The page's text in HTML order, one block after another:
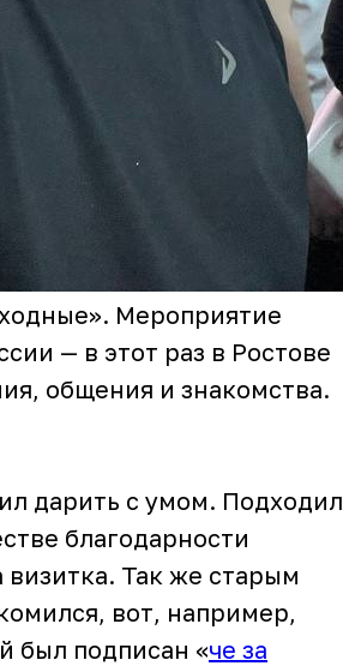
Мероприятие
— в этот раз в Ростове
общения и знакомства.
дарить с умом. Подходил
благодарности
визитка. Так же старым
вот, например,
был подписан «че за